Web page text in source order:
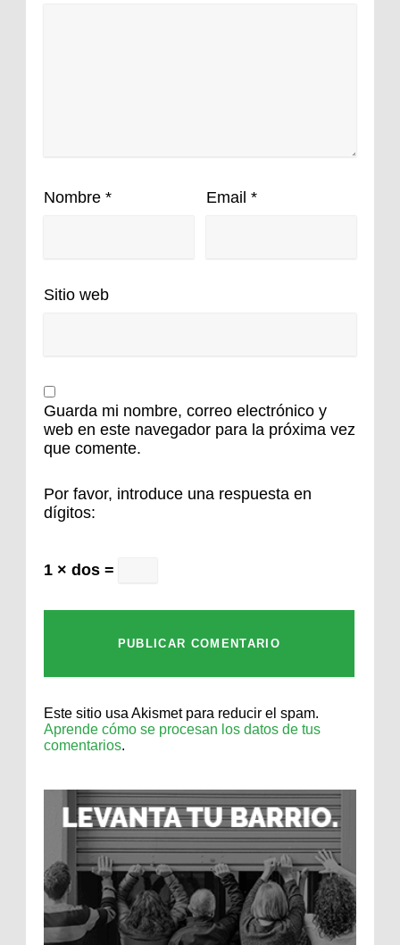
Nombre * Email *
Sitio web
Guarda mi nombre, correo electrónico y
web en este navegador para la próxima vez
que comente.
Por favor, introduce una respuesta en
dígitos:
1 × dos =
Este sitio usa Akismet para reducir el spam.
Aprende cómo se procesan los datos de tus
comentarios.